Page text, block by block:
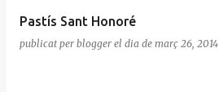
Pastís Sant Honoré
publicat per blogger el dia de març 26, 2014